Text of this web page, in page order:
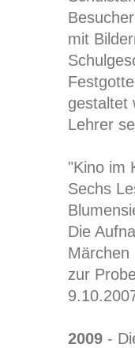
mit
gestaltet
Lehrer
"Kino im
Sechs
Die
Märchen
zur
2009 -